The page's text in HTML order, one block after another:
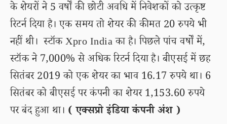
के शेयरों ने 5 वर्षों की छोटी अवधि में निवेशकों को उत्कृष्ट
रिटर्न दिया है। एक समय तो शेयर की कीमत 20 रुपये भी
नहीं थी। स्टॉक Xpro India का है। पिछले पांच वर्षों में,
स्टॉक ने 7,000% से अधिक रिटर्न दिया है। बीएसई में छह
सितंबर 2019 को एक शेयर का भाव 16.17 रुपये था। 6
सितंबर को बीएसई पर कंपनी का शेयर 1,153.60 रुपये
पर बंद हुआ था। ( एक्सप्रो इंडिया कंपनी अंश )